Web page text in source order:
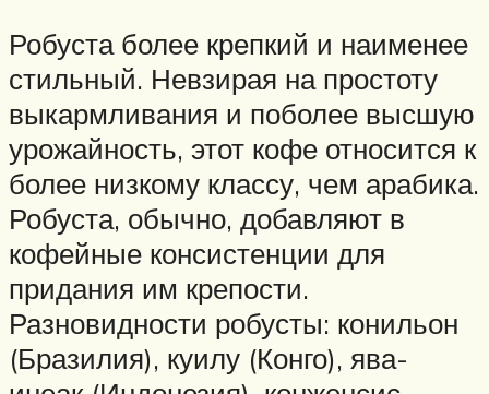
Робуста более крепкий и наименее
стильный. Невзирая на простоту
выкармливания и поболее высшую
урожайность, этот кофе относится к
более низкому классу, чем арабика.
Робуста, обычно, добавляют в
кофейные консистенции для
придания им крепости.
Разновидности робусты: конильон
(Бразилия), куилу (Конго), ява-